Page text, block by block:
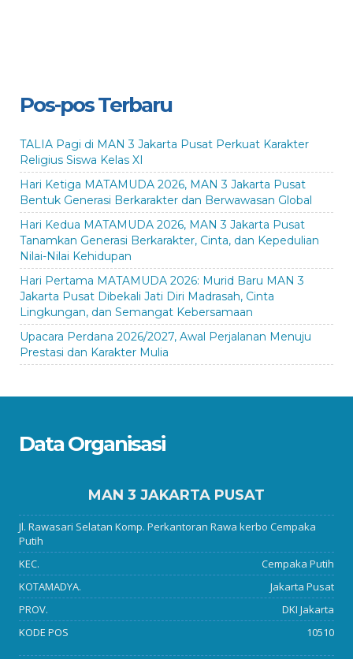
Pos-pos Terbaru
TALIA Pagi di MAN 3 Jakarta Pusat Perkuat Karakter
Religius Siswa Kelas XI
Hari Ketiga MATAMUDA 2026, MAN 3 Jakarta Pusat
Bentuk Generasi Berkarakter dan Berwawasan Global
Hari Kedua MATAMUDA 2026, MAN 3 Jakarta Pusat
Tanamkan Generasi Berkarakter, Cinta, dan Kepedulian
Nilai-Nilai Kehidupan
Hari Pertama MATAMUDA 2026: Murid Baru MAN 3
Jakarta Pusat Dibekali Jati Diri Madrasah, Cinta
Lingkungan, dan Semangat Kebersamaan
Upacara Perdana 2026/2027, Awal Perjalanan Menuju
Prestasi dan Karakter Mulia
Data Organisasi
MAN 3 JAKARTA PUSAT
Jl. Rawasari Selatan Komp. Perkantoran Rawa kerbo Cempaka
Putih
KEC.
Cempaka Putih
KOTAMADYA.
Jakarta Pusat
PROV.
DKI Jakarta
KODE POS
10510